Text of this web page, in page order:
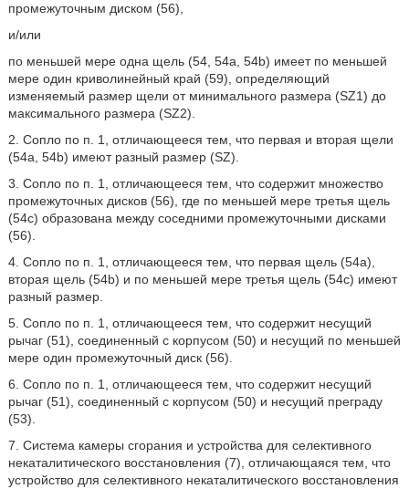
промежуточным диском (56),
и/или
по меньшей мере одна щель (54, 54а, 54b) имеет по меньшей
мере один криволинейный край (59), определяющий
изменяемый размер щели от минимального размера (SZ1) до
максимального размера (SZ2).
2. Сопло по п. 1, отличающееся тем, что первая и вторая щели
(54а, 54b) имеют разный размер (SZ).
3. Сопло по п. 1, отличающееся тем, что содержит множество
промежуточных дисков (56), где по меньшей мере третья щель
(54с) образована между соседними промежуточными дисками
(56).
4. Сопло по п. 1, отличающееся тем, что первая щель (54а),
вторая щель (54b) и по меньшей мере третья щель (54с) имеют
разный размер.
5. Сопло по п. 1, отличающееся тем, что содержит несущий
рычаг (51), соединенный с корпусом (50) и несущий по меньшей
мере один промежуточный диск (56).
6. Сопло по п. 1, отличающееся тем, что содержит несущий
рычаг (51), соединенный с корпусом (50) и несущий преграду
(53).
7. Система камеры сгорания и устройства для селективного
некаталитического восстановления (7), отличающаяся тем, что
устройство для селективного некаталитического восстановления